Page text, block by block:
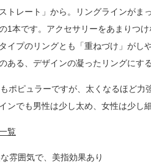
トレート」から。リングラインが
1本です。アクセサリーをあまりつ
イプのリングとも「重ねづけ」が
ある、デザインの凝ったリングにす
ポピュラーですが、太くなるほど
ンでも男性は少し太め、女性は少し
覧
雰囲気で、美指効果あり